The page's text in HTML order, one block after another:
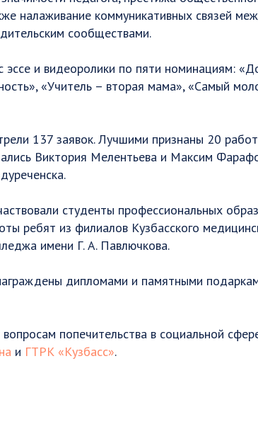
налаживание коммуникативных связей
сообществами.
эссе и видеоролики по пяти номинациям:
«Учитель – вторая мама», «Самый
137 заявок. Лучшими признаны 20
Виктория Мелентьева и Максим
студенты профессиональных
ребят из филиалов Кузбасского
имени Г. А. Павлючкова.
дипломами и памятными
попечительства в социальной
и ГТРК «Кузбасс».